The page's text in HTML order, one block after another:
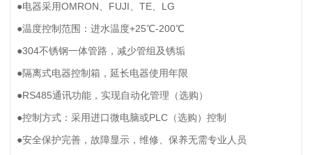
●电器采用OMRON、FUJI、TE、LG
●温度控制范围：进水温度+25℃-200℃
●304不锈钢一体管路，减少管组及锈垢
●隔离式电器控制箱，延长电器使用年限
●RS485通讯功能，实现自动化管理（选购）
●控制方式：采用进口微电脑或PLC（选购）控制
●安全保护完善，故障显示，维修、保养无需专业人员